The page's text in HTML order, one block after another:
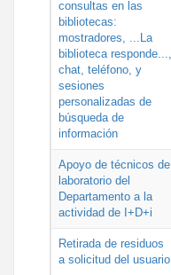
consultas en las
bibliotecas:
mostradores, ...La
biblioteca responde...,
chat, teléfono, y
sesiones
personalizadas de
búsqueda de
información
Apoyo de técnicos de
laboratorio del
Departamento a la
actividad de I+D+i
Retirada de residuos
a solicitud del usuario